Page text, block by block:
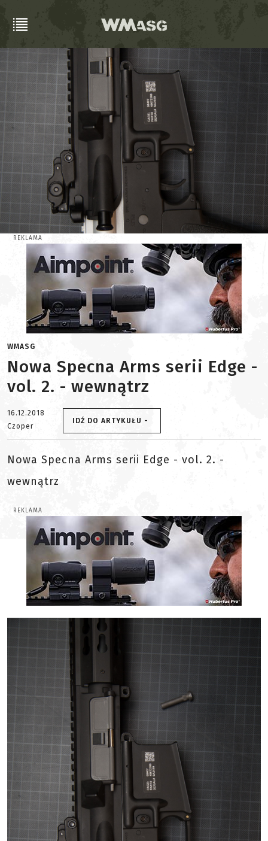
REKLAMA
WMASG
Nowa Specna Arms serii Edge -
vol. 2. - wewnątrz
16.12.2018
Czoper
IDŹ DO ARTYKUŁU -
Nowa Specna Arms serii Edge - vol. 2. -
wewnątrz
REKLAMA